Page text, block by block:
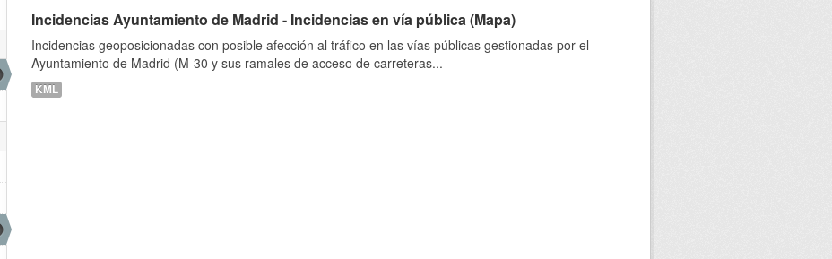
Incidencias Ayuntamiento de Madrid - Incidencias en vía pública (Mapa)
Incidencias geoposicionadas con posible afección al tráfico en las vías públicas gestionadas por el
Ayuntamiento de Madrid (M-30 y sus ramales de acceso de carreteras...
KML